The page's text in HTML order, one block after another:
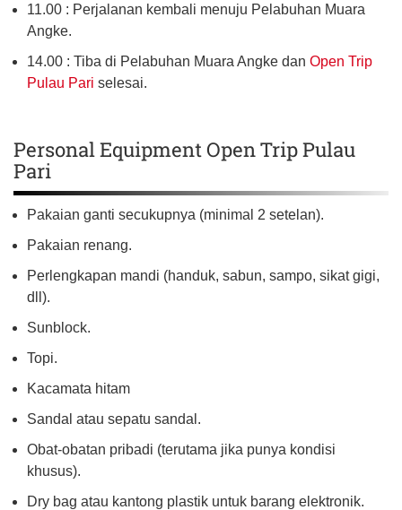
11.00 : Perjalanan kembali menuju Pelabuhan Muara
Angke.
14.00 : Tiba di Pelabuhan Muara Angke dan Open Trip
Pulau Pari selesai.
Personal Equipment Open Trip Pulau
Pari
Pakaian ganti secukupnya (minimal 2 setelan).
Pakaian renang.
Perlengkapan mandi (handuk, sabun, sampo, sikat gigi,
dll).
Sunblock.
Topi.
Kacamata hitam
Sandal atau sepatu sandal.
Obat-obatan pribadi (terutama jika punya kondisi
khusus).
Dry bag atau kantong plastik untuk barang elektronik.